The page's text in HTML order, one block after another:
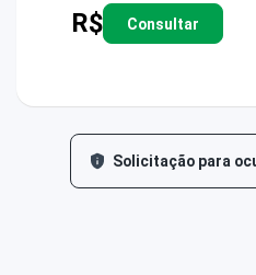
R$ Consultar
Solicitação para